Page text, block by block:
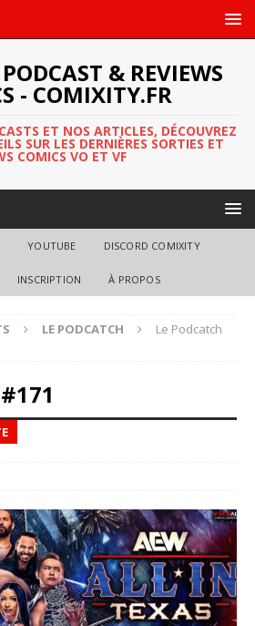
& REVIEWS
- COMIXITY.FR
ET NOS ARTICLES, DÉCOUVREZ
SUR LES DERNIÈRES SORTIES ET
COMICS VO ET VF
YOUTUBE DISCORD COMIXITY
INSCRIPTION À PROPOS
LE PODCATCH
Le Podcatch